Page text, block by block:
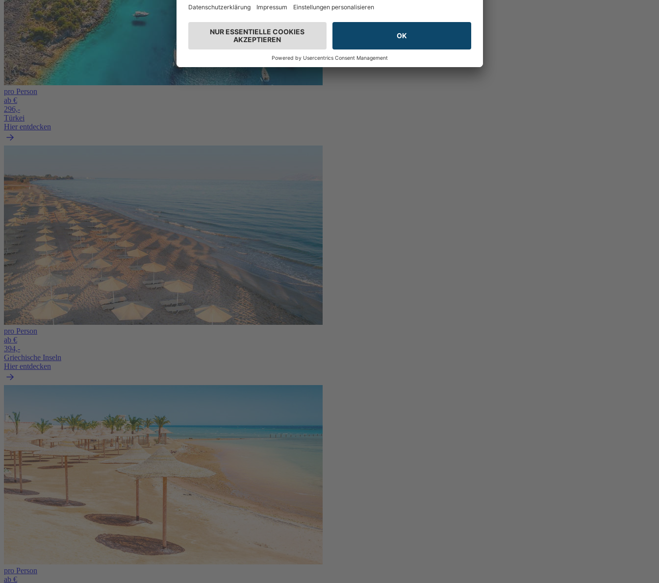
pro Person
ab €
296,-
Türkei
Hier entdecken
pro Person
ab €
394,-
Griechische Inseln
Hier entdecken
pro Person
ab €